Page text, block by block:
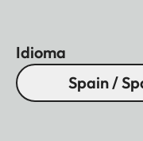
Idioma
Spain /